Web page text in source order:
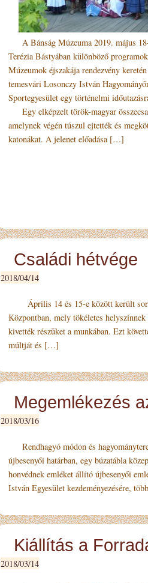
A Bánság Múzeuma 2019. május
Terézia Bástyában különböző
Múzeumok éjszakája rendezvény
temesvári Losonczy István
Sportegyesület egy történelmi
Egy elképzelt török-magyar
amelynek végén túszul ejtették és
katonákat. A jelenet előadása […]
Családi hétvége
2018/04/14
Április 14 és 15-e között került sor a
Központban, mely tökéletes
kivették részüket a munkában. Ezt
múltját és […]
Megemlékezés
2018/03/16
Rendhagyó módon és
újbesenyői határban, egy búzatábla
honvédnek emléket állító újbesenyői
István Egyesület kezdeményezésére,
Kiállítás a
2018/03/14